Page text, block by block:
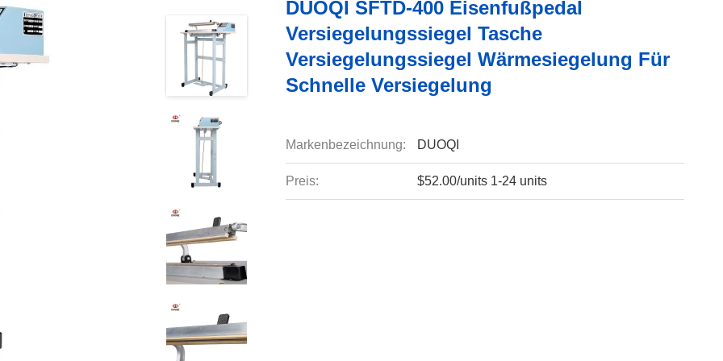
DUOQI SFTD-400 Eisenfußpedal
Versiegelungssiegel Tasche
Versiegelungssiegel Wärmesiegelung Für
Schnelle Versiegelung
Markenbezeichnung: DUOQI
Preis: $52.00/units 1-24 units